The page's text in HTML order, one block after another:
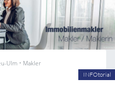
Ulm • Makler
INFOtorial